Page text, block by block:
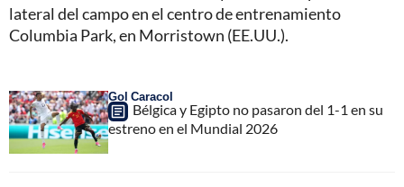
lateral del campo en el centro de entrenamiento
Columbia Park, en Morristown (EE.UU.).
Gol Caracol
Bélgica y Egipto no pasaron del 1-1 en su
estreno en el Mundial 2026